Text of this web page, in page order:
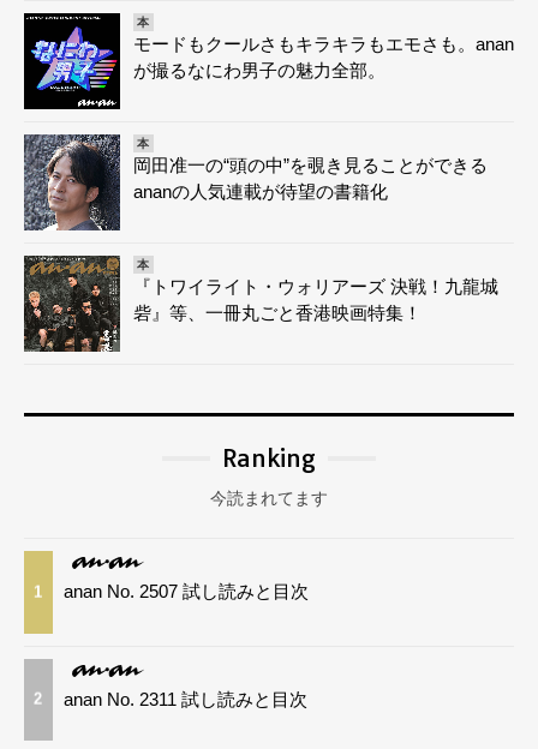
本
モードもクールさもキラキラもエモさも。anan
が撮るなにわ男子の魅力全部。
本
岡田准一の“頭の中”を覗き見ることができる
ananの人気連載が待望の書籍化
本
『トワイライト・ウォリアーズ 決戦！九龍城
砦』等、一冊丸ごと香港映画特集！
Ranking
今読まれてます
1 anan No. 2507 試し読みと目次
2 anan No. 2311 試し読みと目次